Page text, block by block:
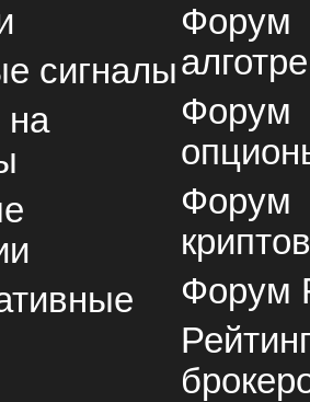
сигналы
на
Форум
Форум
Форум
Форум